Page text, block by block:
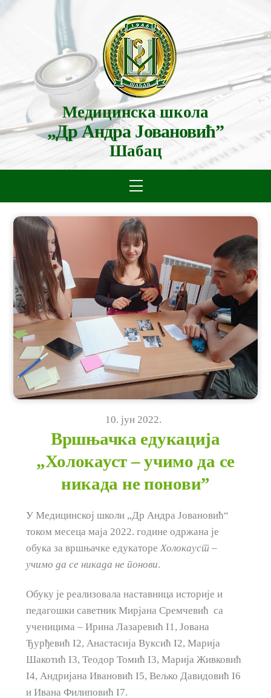
Медицинска школа
„Др Андра Јовановић”
Шабац
Menu
10. јун 2022.
Вршњачка едукација
„Холокауст – учимо да се
никада не понови”
У Медицинској школи „Др Андра Јовановић“
током месеца маја 2022. године одржана је
обука за вршњачке едукатореХолокауст –
учимо да се никада не понови.
Обуку је реализовала наставница историје и
педагошки саветник Мирјана Сремчевић са
ученицима – Ирина Лазаревић I1, Јована
Ђурђевић I2, Анастасија Вуксић I2, Марија
Шакотић I3, Теодор Томић I3, Марија Живковић
I4, Андријана Ивановић I5, Вељко Давидовић I6
и Ивана Филиповић I7.